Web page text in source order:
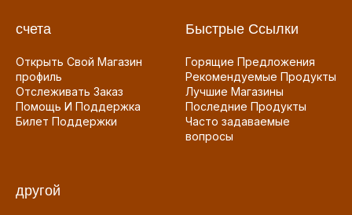
счета
Открыть Свой Магазин
профиль
Отслеживать Заказ
Помощь И Поддержка
Билет Поддержки
Быстрые Ссылки
Горящие Предложения
Рекомендуемые Продукты
Лучшие Магазины
Последние Продукты
Часто задаваемые
вопросы
другой